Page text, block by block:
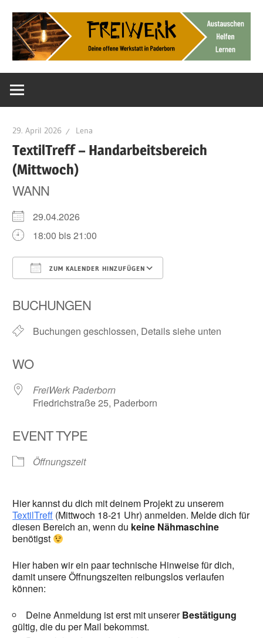
Inhalt
springen
FreiWerk
Paderborn
offene
29. April 2026 Lena
TextilTreff – Handarbeitsbereich
(Mittwoch)
WANN
29.04.2026
18:00 bis 21:00
ZUM KALENDER HINZUFÜGEN
BUCHUNGEN
Buchungen geschlossen, Details siehe unten
WO
FreiWerk Paderborn
Friedrichstraße 25, Paderborn
EVENT TYPE
Öffnungszeit
Hier kannst du dich mit deinem Projekt zu unserem
TextilTreff (Mittwoch 18-21 Uhr) anmelden. Melde dich für
diesen Bereich an, wenn du keine Nähmaschine
benötigst
Hier haben wir ein paar technische Hinweise für dich,
damit unsere Öffnungszeiten reibungslos verlaufen
können:
Deine Anmeldung ist erst mit unsererBestätigung
gültig, die du per Mail bekommst.